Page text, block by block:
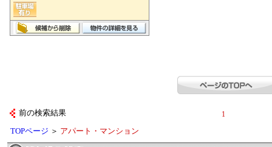
前の検索結果 1
TOPページ ＞ アパート・マンション